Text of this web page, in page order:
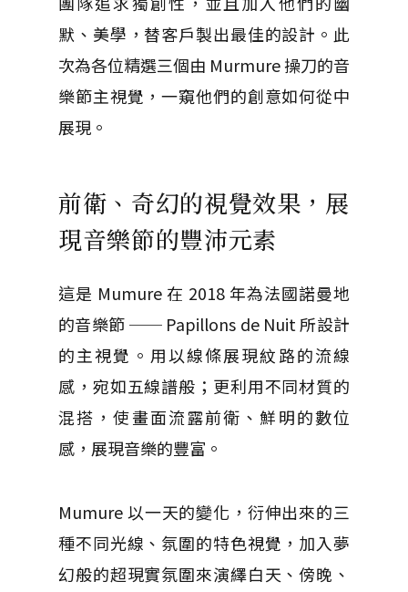
默、美學，替客戶製出最佳的設計。此
次為各位精選三個由 Murmure 操刀的音
樂節主視覺，一窺他們的創意如何從中
展現。
前衛、奇幻的視覺效果，展
現音樂節的豐沛元素
這是 Mumure 在 2018 年為法國諾曼地
的音樂節 ── Papillons de Nuit 所設計
的主視覺。用以線條展現紋路的流線
感，宛如五線譜般；更利用不同材質的
混搭，使畫面流露前衛、鮮明的數位
感，展現音樂的豐富。
Mumure 以一天的變化，衍伸出來的三
種不同光線、氛圍的特色視覺，加入夢
幻般的超現實氛圍來演繹白天、傍晚、